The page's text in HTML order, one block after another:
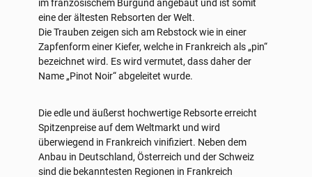
im französischem Burgund angebaut und ist somit
eine der ältesten Rebsorten der Welt.
Die Trauben zeigen sich am Rebstock wie in einer
Zapfenform einer Kiefer, welche in Frankreich als „pin“
bezeichnet wird. Es wird vermutet, dass daher der
Name „Pinot Noir“ abgeleitet wurde.
Die edle und äußerst hochwertige Rebsorte erreicht
Spitzenpreise auf dem Weltmarkt und wird
überwiegend in Frankreich vinifiziert. Neben dem
Anbau in Deutschland, Österreich und der Schweiz
sind die bekanntesten Regionen in Frankreich